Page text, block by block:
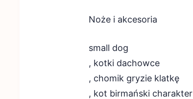
Noże i akcesoria
small dog
, kotki dachowce
, chomik gryzie klatkę
, kot birmański charakter